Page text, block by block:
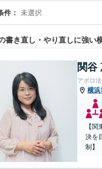
件 未選択
書き直し・やり直しに強い
関谷
アポロ
横浜
【
決を
制】